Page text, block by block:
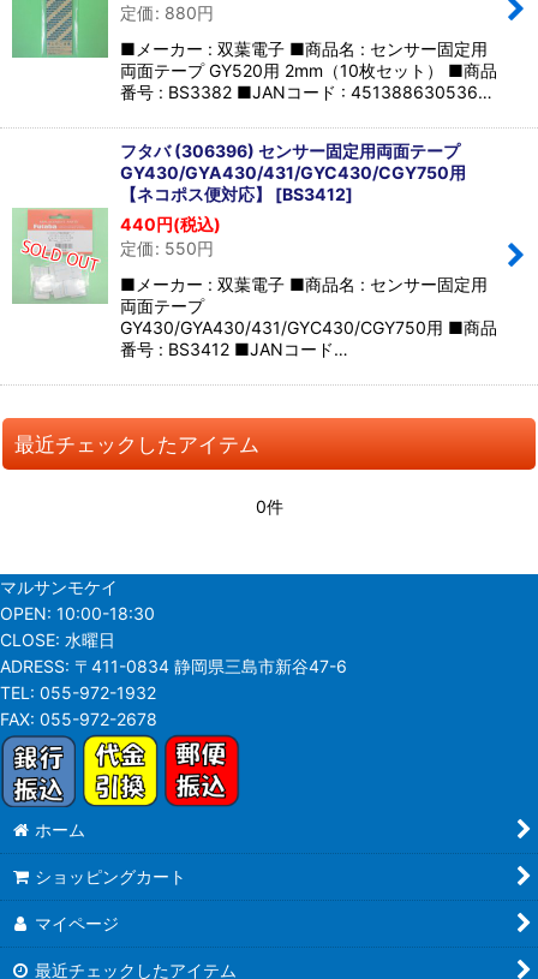
定価: 880円
■メーカー : 双葉電子 ■商品名 : センサー固定用
両面テープ GY520用 2mm（10枚セット） ■商品
番号 : BS3382 ■JANコード : 451388630536…
フタバ (306396) センサー固定用両面テープ
GY430/GYA430/431/GYC430/CGY750用
【ネコポス便対応】 [BS3412]
440円(税込)
定価: 550円
■メーカー : 双葉電子 ■商品名 : センサー固定用
両面テープ
GY430/GYA430/431/GYC430/CGY750用 ■商品
番号 : BS3412 ■JANコード…
最近チェックしたアイテム
0件
マルサンモケイ
OPEN: 10:00-18:30
CLOSE: 水曜日
ADRESS: 〒411-0834 静岡県三島市新谷47-6
TEL: 055-972-1932
FAX: 055-972-2678
ホーム
ショッピングカート
マイページ
最近チェックしたアイテム